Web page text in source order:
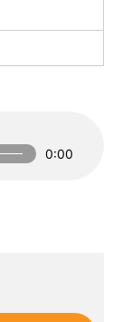
0:00